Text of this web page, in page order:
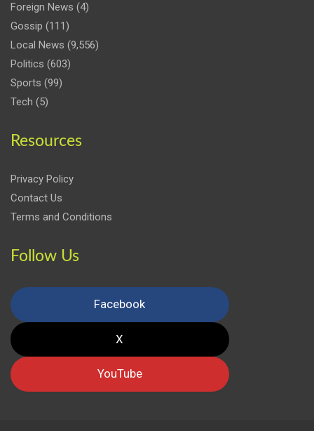
Foreign News (4)
Gossip (111)
Local News (9,556)
Politics (603)
Sports (99)
Tech (5)
Resources
Privacy Policy
Contact Us
Terms and Conditions
Follow Us
Facebook
X
YouTube